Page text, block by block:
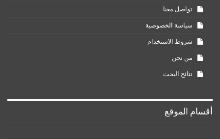
تواصل معنا
سياسة الخصوصية
شروط الاستخدام
من نحن
نتائج البحث
أقسام الموقع